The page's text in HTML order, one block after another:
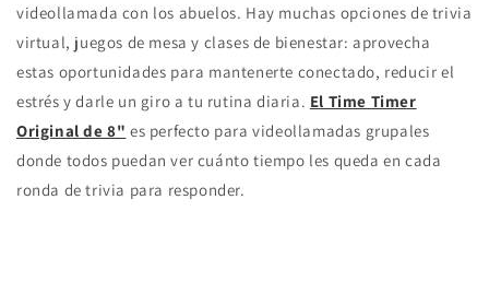
videollamada con los abuelos. Hay muchas opciones de trivia
virtual, juegos de mesa y clases de bienestar: aprovecha
estas oportunidades para mantenerte conectado, reducir el
estrés y darle un giro a tu rutina diaria. El Time Timer
Original de 8" es perfecto para videollamadas grupales
donde todos puedan ver cuánto tiempo les queda en cada
ronda de trivia para responder.